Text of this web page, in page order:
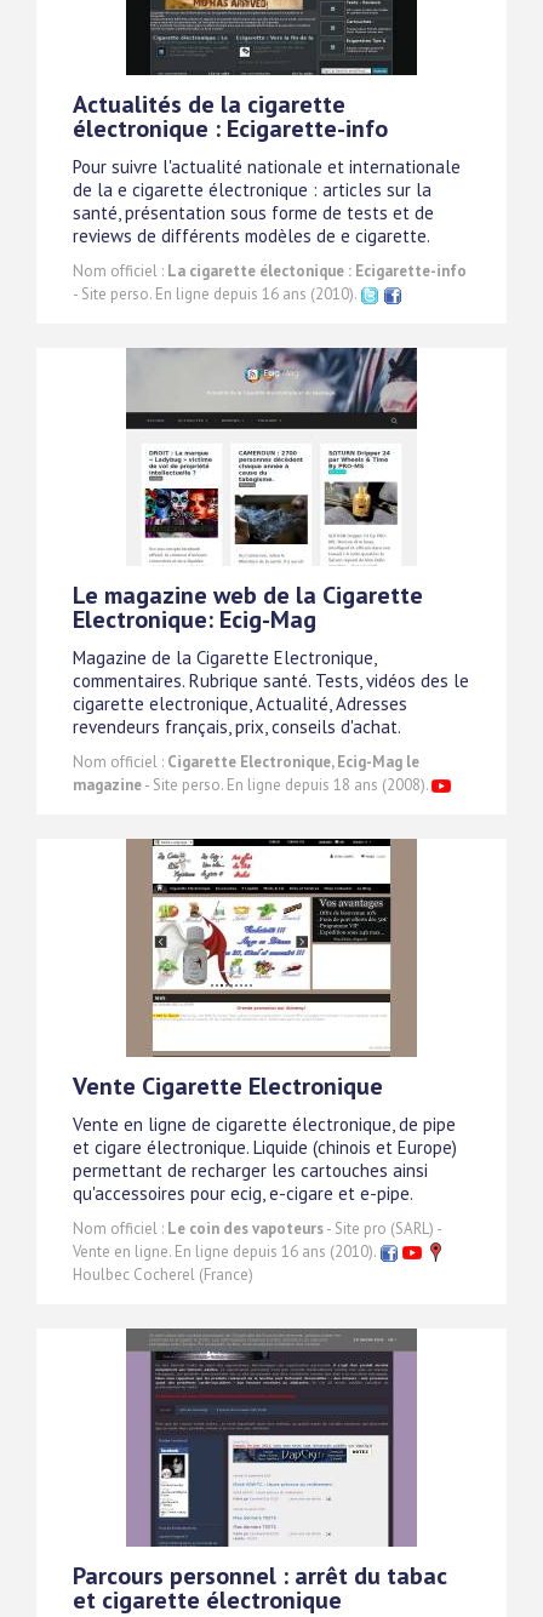
Actualités de la cigarette
électronique : Ecigarette-info
Pour suivre l'actualité nationale et internationale
de la e cigarette électronique : articles sur la
santé, présentation sous forme de tests et de
reviews de différents modèles de e cigarette.
Nom officiel : La cigarette électonique : Ecigarette-info
- Site perso. En ligne depuis 16 ans (2010).
Le magazine web de la Cigarette
Electronique: Ecig-Mag
Magazine de la Cigarette Electronique,
commentaires. Rubrique santé. Tests, vidéos des le
cigarette electronique, Actualité, Adresses
revendeurs français, prix, conseils d'achat.
Nom officiel : Cigarette Electronique, Ecig-Mag le
magazine- Site perso. En ligne depuis 18 ans (2008).
Vente Cigarette Electronique
Vente en ligne de cigarette électronique, de pipe
et cigare électronique. Liquide (chinois et Europe)
permettant de recharger les cartouches ainsi
qu'accessoires pour ecig, e-cigare et e-pipe.
Nom officiel : Le coin des vapoteurs- Site pro (SARL) -
Vente en ligne. En ligne depuis 16 ans (2010).
Houlbec Cocherel (France)
Parcours personnel : arrêt du tabac
et cigarette électronique